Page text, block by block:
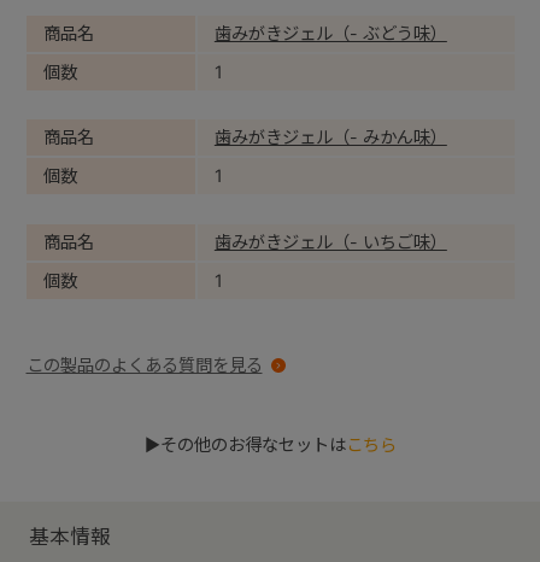
この製品のよくある質問を見る
▶その他のお得なセットはこちら
基本情報
商品名
歯みがきジェル（- ぶどう味）
個数
1
商品名
歯みがきジェル（- みかん味）
個数
1
商品名
歯みがきジェル（- いちご味）
個数
1